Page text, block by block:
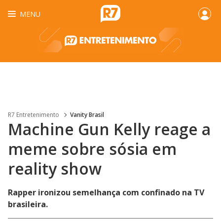
MENU
R7 Entretenimento Vanity Brasil
Machine Gun Kelly reage a
meme sobre sósia em
reality show
Rapper ironizou semelhança com confinado na TV
brasileira.